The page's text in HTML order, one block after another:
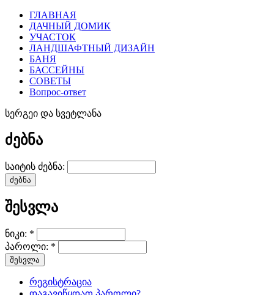
ГЛАВНАЯ
ДАЧНЫЙ ДОМИК
УЧАСТОК
ЛАНДШАФТНЫЙ ДИЗАЙН
БАНЯ
БАССЕЙНЫ
СОВЕТЫ
Вопрос-ответ
სერგეი და სვეტლანა
ძებნა
საიტის ძებნა:
შესვლა
ნიკი: *
პაროლი: *
რეგისტრაცია